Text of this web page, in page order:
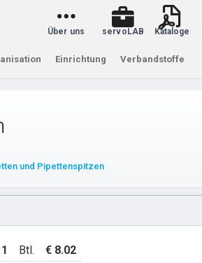
Über uns servoLAB Kataloge
Einrichtung Verbandstoffe
und Pipettenspitzen
1 Btl. € 8.02